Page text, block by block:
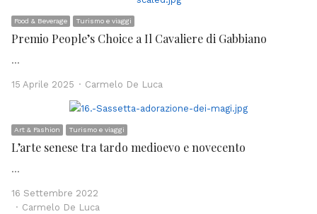
Food & Beverage Turismo e viaggi
Premio People’s Choice a Il Cavaliere di Gabbiano
…
15 Aprile 2025 Author
Carmelo De Luca
Art & Fashion Turismo e viaggi
L’arte senese tra tardo medioevo e novecento
…
16 Settembre 2022
Author
Carmelo De Luca